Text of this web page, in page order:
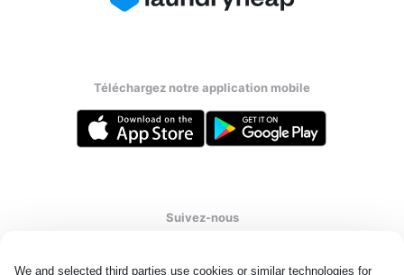
We and selected third parties use cookies or similar technologies for
Téléchargez notre application mobile
Suivez-nous